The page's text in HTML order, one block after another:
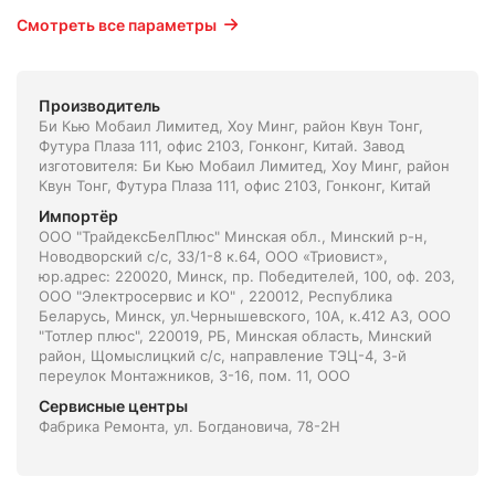
Смотреть все параметры
Производитель
Би Кью Мобаил Лимитед, Хоу Минг, район Квун Тонг,
Футура Плаза 111, офис 2103, Гонконг, Китай. Завод
изготовителя: Би Кью Мобаил Лимитед, Хоу Минг, район
Квун Тонг, Футура Плаза 111, офис 2103, Гонконг, Китай
Импортёр
ООО "ТрайдексБелПлюс" Минская обл., Минский р-н,
Новодворский с/с, 33/1-8 к.64, ООО «Триовист»,
юр.адрес: 220020, Минск, пр. Победителей, 100, оф. 203,
ООО "Электросервис и КО" , 220012, Республика
Беларусь, Минск, ул.Чернышевского, 10А, к.412 АЗ, ООО
"Тотлер плюс", 220019, РБ, Минская область, Минский
район, Щомыслицкий с/с, направление ТЭЦ-4, 3-й
переулок Монтажников, 3-16, пом. 11, ООО
Сервисные центры
Фабрика Ремонта, ул. Богдановича, 78-2Н